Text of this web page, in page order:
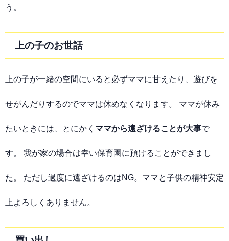
う。
上の子のお世話
上の子が一緒の空間にいると必ずママに甘えたり、遊びを
せがんだりするのでママは休めなくなります。 ママが休み
たいときには、とにかく ママから遠ざけることが大事で
す。 我が家の場合は幸い保育園に預けることができまし
た。 ただし過度に遠ざけるのはNG。ママと子供の精神安定
上よろしくありません。